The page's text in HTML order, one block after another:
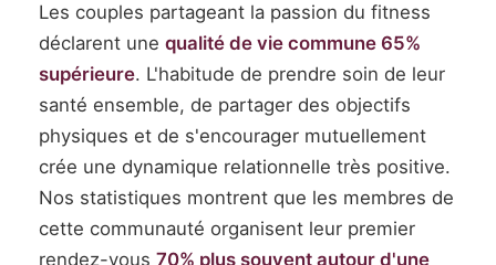
Les couples partageant la passion du fitness
déclarent une qualité de vie commune 65%
supérieure. L'habitude de prendre soin de leur
santé ensemble, de partager des objectifs
physiques et de s'encourager mutuellement
crée une dynamique relationnelle très positive.
Nos statistiques montrent que les membres de
cette communauté organisent leur premier
rendez-vous 70% plus souvent autour d'une